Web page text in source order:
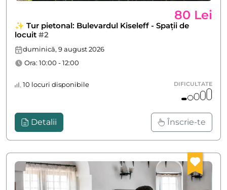
80 Lei
✨ Tur pietonal: Bulevardul Kiseleff - Spații de
locuit #2
duminică, 9 august 2026
Ora: 10:00 - 12:00
10 locuri disponibile DIFICULTATE
Detalii Înscrie-te